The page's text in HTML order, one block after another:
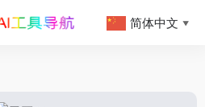
简体中文 ▼